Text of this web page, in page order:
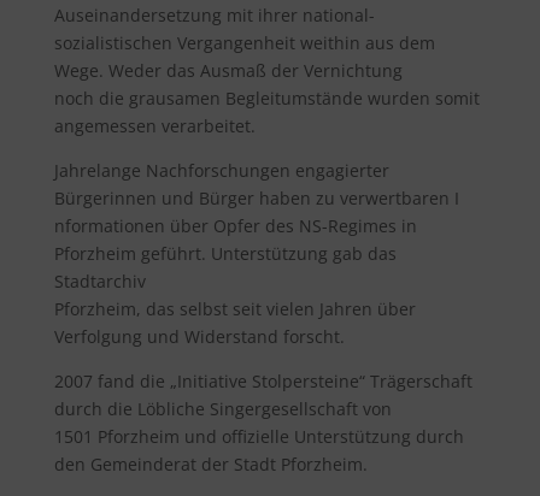
Auseinandersetzung mit ihrer national-
sozialistischen Vergangenheit weithin aus dem
Wege. Weder das Ausmaß der Vernichtung
noch die grausamen Begleitumstände wurden somit
angemessen verarbeitet.
Jahrelange Nachforschungen engagierter
Bürgerinnen und Bürger haben zu verwertbaren I
nformationen über Opfer des NS-Regimes in
Pforzheim geführt. Unterstützung gab das
Stadtarchiv
Pforzheim, das selbst seit vielen Jahren über
Verfolgung und Widerstand forscht.
2007 fand die „Initiative Stolpersteine“ Trägerschaft
durch die Löbliche Singergesellschaft von
1501 Pforzheim und offizielle Unterstützung durch
den Gemeinderat der Stadt Pforzheim.